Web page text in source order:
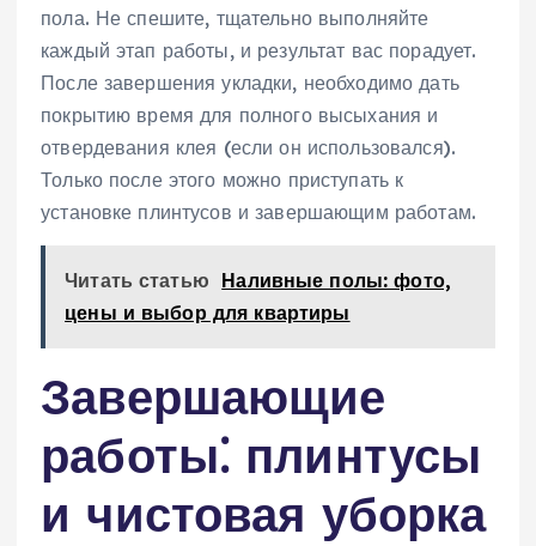
пола. Не спешите‚ тщательно выполняйте
каждый этап работы‚ и результат вас порадует.
После завершения укладки‚ необходимо дать
покрытию время для полного высыхания и
отвердевания клея (если он использовался).
Только после этого можно приступать к
установке плинтусов и завершающим работам.
Читать статью Наливные полы: фото,
цены и выбор для квартиры
Завершающие
работы⁚ плинтусы
и чистовая уборка